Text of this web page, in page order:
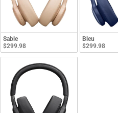
Sable
$299.98
Bleu
$299.98